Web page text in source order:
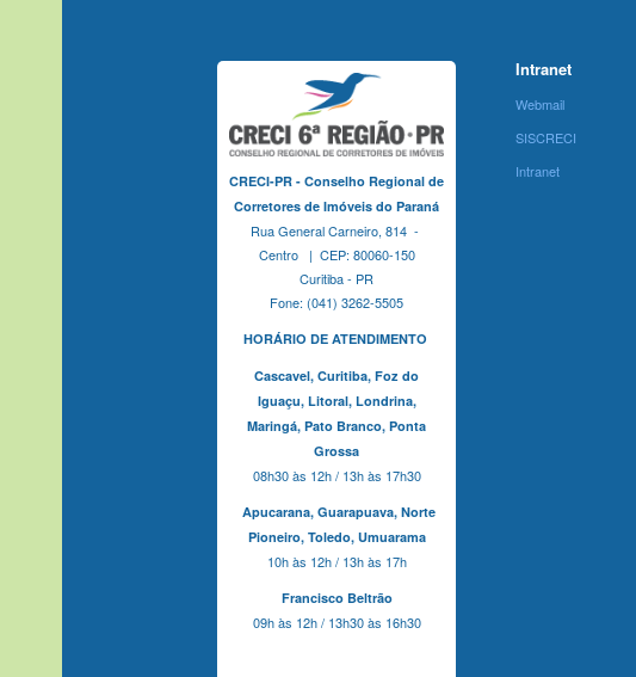
CRECI-PR - Conselho Regional de
Corretores de Imóveis do Paraná
Rua General Carneiro, 814 -
Centro | CEP: 80060-150
Curitiba - PR
Fone: (041) 3262-5505
HORÁRIO DE ATENDIMENTO
Cascavel, Curitiba, Foz do
Iguaçu, Litoral, Londrina,
Maringá, Pato Branco, Ponta
Grossa
08h30 às 12h / 13h às 17h30
Apucarana, Guarapuava, Norte
Pioneiro, Toledo, Umuarama
10h às 12h / 13h às 17h
Francisco Beltrão
09h às 12h / 13h30 às 16h30
Intranet
Webmail
SISCRECI
Intranet